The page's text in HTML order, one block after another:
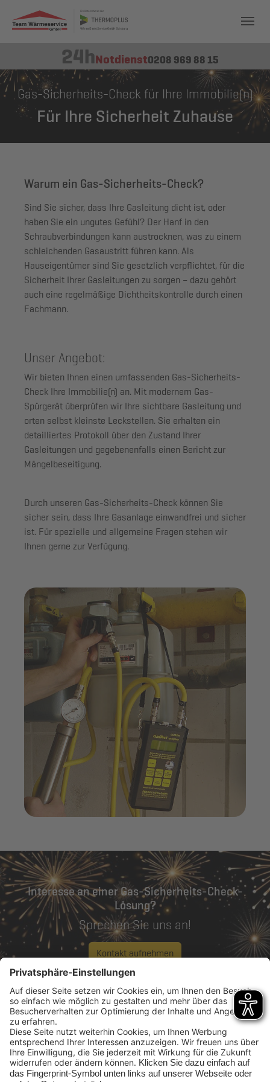
24hNotdienst0208 969 88 15
Gas-Sicherheits-Check für Ihre Immobilie(n)
Für Ihre Sicherheit Zuhause
Warum ein Gas-Sicherheits-Check?
Sind Sie sicher, dass Ihre Gasleitung dicht ist, oder
haben Sie ein ungutes Gefühl? Der Hanf in den
Schraubverbindungen kann austrocknen, was zu einem
schleichenden Gasaustritt führen kann. Als
Hauseigentümer sind Sie gesetzlich verpflichtet, für die
Sicherheit Ihrer Gasleitungen zu sorgen – dazu gehört
auch eine regelmäßige Dichtheitskontrolle durch einen
Fachmann.
Unser Angebot:
Wir bieten Ihnen einen umfassenden Gas-Sicherheits-
Check Ihre Immobilie(n) an. Mit modernem Gas-
Spürgerät überprüfen wir Ihre sichtbare Gasleitung und
orten selbst kleinste Leckstellen. Sie erhalten ein
detailliertes Protokoll über den Zustand Ihrer
Gasleitungen und gegebenenfalls einen Bericht zur
Mängelbeseitigung.
Durch unseren Gas-Sicherheits-Check können Sie
sicher sein, dass Ihre Gasanlage einwandfrei und sicher
ist. Für spezielle und allgemeine Fragen stehen wir
Ihnen gerne zur Verfügung.
Interesse an einer Gas-Sicherheits-Check-
Lösung?
Sprechen Sie uns an!
Kontakt aufnehmen
Rufen Sie uns an:
0208 96988 12